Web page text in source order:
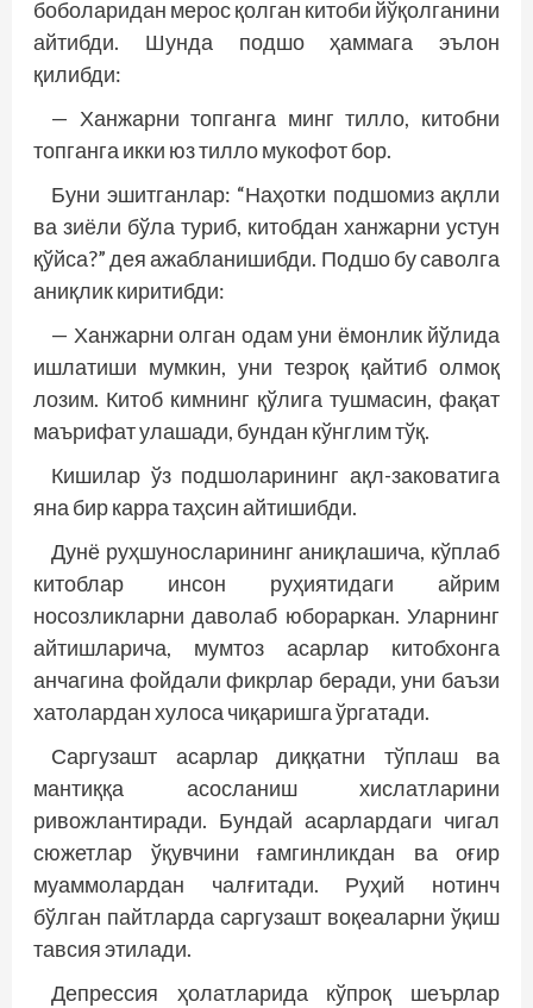
боболаридан мерос қолган китоби йўқолганини
айтибди. Шунда подшо ҳаммага эълон
қилибди:
— Ханжарни топганга минг тилло, китобни
топганга икки юз тилло мукофот бор.
Буни эшитганлар: “Наҳотки подшомиз ақлли
ва зиёли бўла туриб, китобдан ханжарни устун
қўйса?” дея ажабланишибди. Подшо бу саволга
аниқлик киритибди:
— Ханжарни олган одам уни ёмонлик йўлида
ишлатиши мумкин, уни тезроқ қайтиб олмоқ
лозим. Китоб кимнинг қўлига тушмасин, фақат
маърифат улашади, бундан кўнглим тўқ.
Кишилар ўз подшоларининг ақл-заковатига
яна бир карра таҳсин айтишибди.
Дунё руҳшуносларининг аниқлашича, кўплаб
китоблар инсон руҳиятидаги айрим
носозликларни даволаб юбораркан. Уларнинг
айтишларича, мумтоз асарлар китобхонга
анчагина фойдали фикрлар беради, уни баъзи
хатолардан хулоса чиқаришга ўргатади.
Саргузашт асарлар диққатни тўплаш ва
мантиққа асосланиш хислатларини
ривожлантиради. Бундай асарлардаги чигал
сюжетлар ўқувчини ғамгинликдан ва оғир
муаммолардан чалғитади. Руҳий нотинч
бўлган пайтларда саргузашт воқеаларни ўқиш
тавсия этилади.
Депрессия ҳолатларида кўпроқ шеърлар